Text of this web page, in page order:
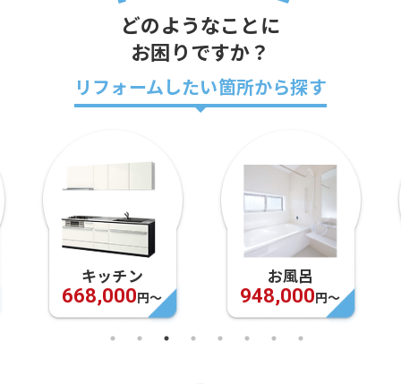
どのようなことに
お困りですか？
リフォームしたい箇所から探す
キッチン
668,000円〜
お風呂
948,000円〜